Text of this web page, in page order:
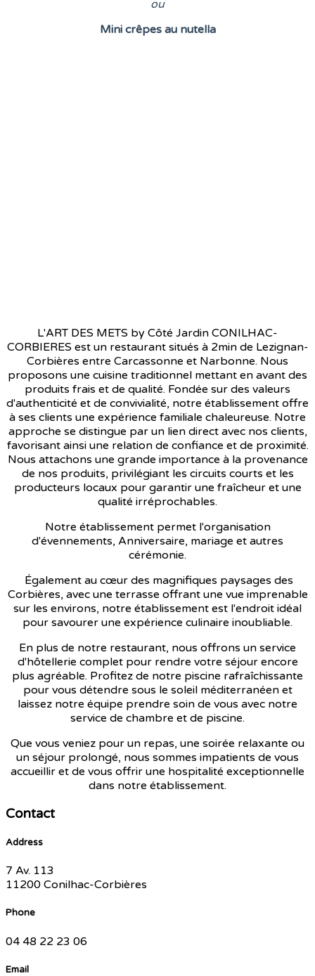
ou
Mini crêpes au nutella
L'ART DES METS by Côté Jardin CONILHAC-
CORBIERES est un restaurant situés à 2min de Lezignan-
Corbières entre Carcassonne et Narbonne. Nous
proposons une cuisine traditionnel mettant en avant des
produits frais et de qualité. Fondée sur des valeurs
d'authenticité et de convivialité, notre établissement offre
à ses clients une expérience familiale chaleureuse. Notre
approche se distingue par un lien direct avec nos clients,
favorisant ainsi une relation de confiance et de proximité.
Nous attachons une grande importance à la provenance
de nos produits, privilégiant les circuits courts et les
producteurs locaux pour garantir une fraîcheur et une
qualité irréprochables.
Notre établissement permet l'organisation
d'évennements, Anniversaire, mariage et autres
cérémonie.
Également au cœur des magnifiques paysages des
Corbières, avec une terrasse offrant une vue imprenable
sur les environs, notre établissement est l'endroit idéal
pour savourer une expérience culinaire inoubliable.
En plus de notre restaurant, nous offrons un service
d'hôtellerie complet pour rendre votre séjour encore
plus agréable. Profitez de notre piscine rafraîchissante
pour vous détendre sous le soleil méditerranéen et
laissez notre équipe prendre soin de vous avec notre
service de chambre et de piscine.
Que vous veniez pour un repas, une soirée relaxante ou
un séjour prolongé, nous sommes impatients de vous
accueillir et de vous offrir une hospitalité exceptionnelle
dans notre établissement.
Contact
Address
7 Av. 113
11200 Conilhac-Corbières
Phone
04 48 22 23 06
Email